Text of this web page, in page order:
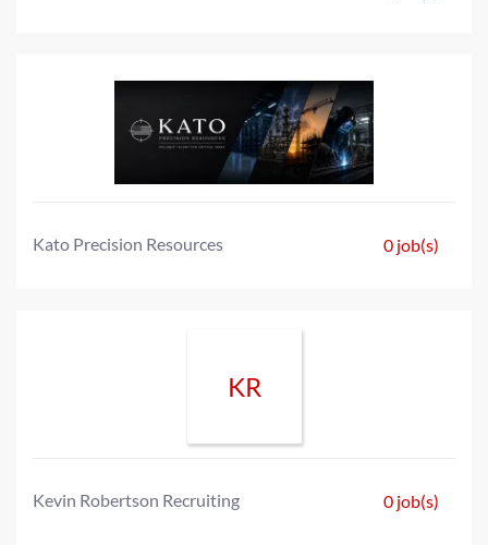
Kato Precision Resources 0 job(s)
KR
Kevin Robertson Recruiting 0 job(s)